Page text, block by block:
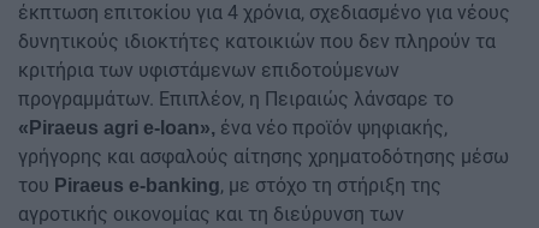
έκπτωση επιτοκίου για 4 χρόνια, σχεδιασμένο για νέους
δυνητικούς ιδιοκτήτες κατοικιών που δεν πληρούν τα
κριτήρια των υφιστάμενων επιδοτούμενων
προγραμμάτων. Επιπλέον, η Πειραιώς λάνσαρε το
«Piraeus agri e-loan», ένα νέο προϊόν ψηφιακής,
γρήγορης και ασφαλούς αίτησης χρηματοδότησης μέσω
του Piraeus e-banking, με στόχο τη στήριξη της
αγροτικής οικονομίας και τη διεύρυνση των